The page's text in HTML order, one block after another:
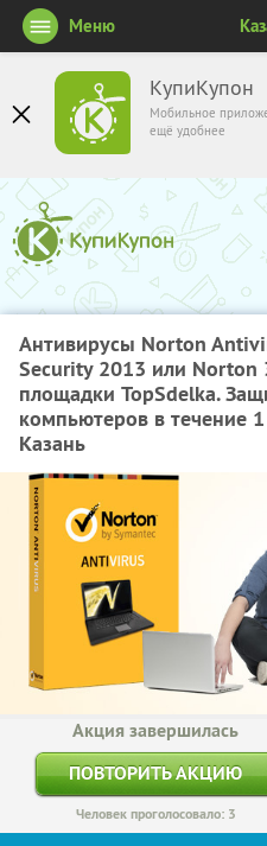
КупиКупон
Мобильное
ещё удобнее
Меню
Антивирусы Norton
Security 2013 или Norton
площадки TopSdelka.
компьютеров в течение
Казань
Акция завершилась
ПОВТОРИТЬ АКЦИЮ
Человек проголосовало: 3